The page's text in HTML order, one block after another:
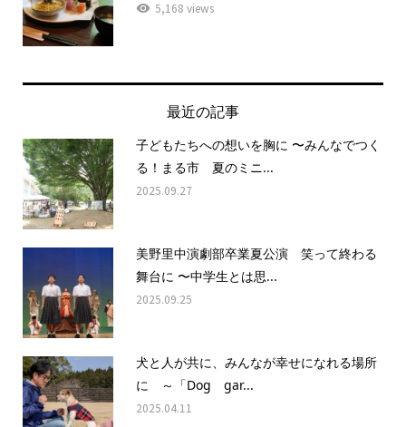
5,168 views
最近の記事
子どもたちへの想いを胸に 〜みんなでつく
る！まる市 夏のミニ...
2025.09.27
美野里中演劇部卒業夏公演 笑って終わる
舞台に 〜中学生とは思...
2025.09.25
犬と人が共に、みんなが幸せになれる場所
に ～「Dog gar...
2025.04.11